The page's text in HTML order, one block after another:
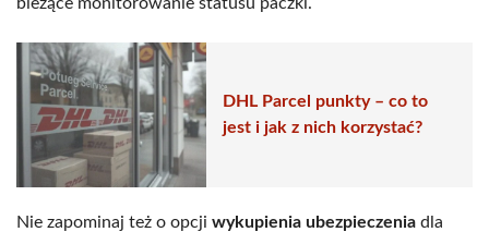
DHL Parcel punkty – co to
jest i jak z nich korzystać?
Nie zapominaj też o opcji wykupienia ubezpieczenia dla